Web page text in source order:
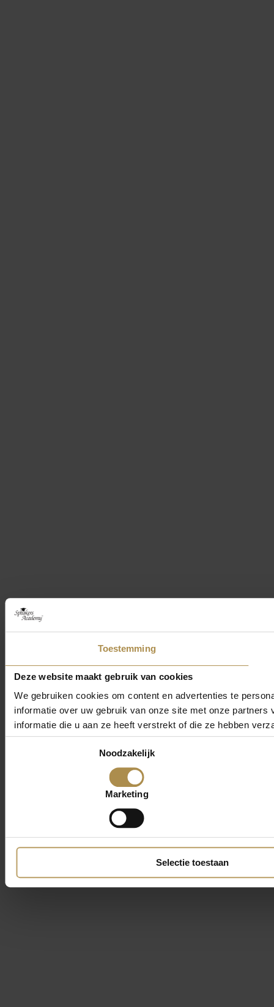
Toestemming
Deze website maakt gebruik van cookies
We gebruiken cookies om content en advertenties te
informatie over uw gebruik van onze site met onze
informatie die u aan ze heeft verstrekt of die ze hebben
Noodzakelijk
Marketing
Selectie toestaan